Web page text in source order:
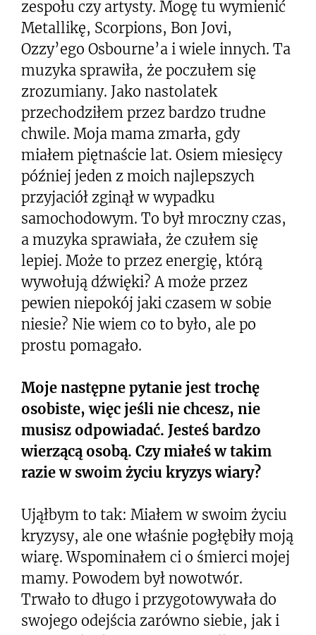
zespołu czy artysty. Mogę tu wymienić
Metallikę, Scorpions, Bon Jovi,
Ozzy’ego Osbourne’a i wiele innych. Ta
muzyka sprawiła, że poczułem się
zrozumiany. Jako nastolatek
przechodziłem przez bardzo trudne
chwile. Moja mama zmarła, gdy
miałem piętnaście lat. Osiem miesięcy
później jeden z moich najlepszych
przyjaciół zginął w wypadku
samochodowym. To był mroczny czas,
a muzyka sprawiała, że czułem się
lepiej. Może to przez energię, którą
wywołują dźwięki? A może przez
pewien niepokój jaki czasem w sobie
niesie? Nie wiem co to było, ale po
prostu pomagało.
Moje następne pytanie jest trochę
osobiste, więc jeśli nie chcesz, nie
musisz odpowiadać. Jesteś bardzo
wierzącą osobą. Czy miałeś w takim
razie w swoim życiu kryzys wiary?
Ująłbym to tak: Miałem w swoim życiu
kryzysy, ale one właśnie pogłębiły moją
wiarę. Wspominałem ci o śmierci mojej
mamy. Powodem był nowotwór.
Trwało to długo i przygotowywała do
swojego odejścia zarówno siebie, jak i